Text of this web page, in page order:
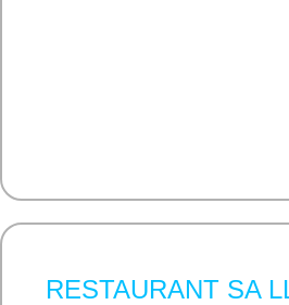
RESTAURANT SA